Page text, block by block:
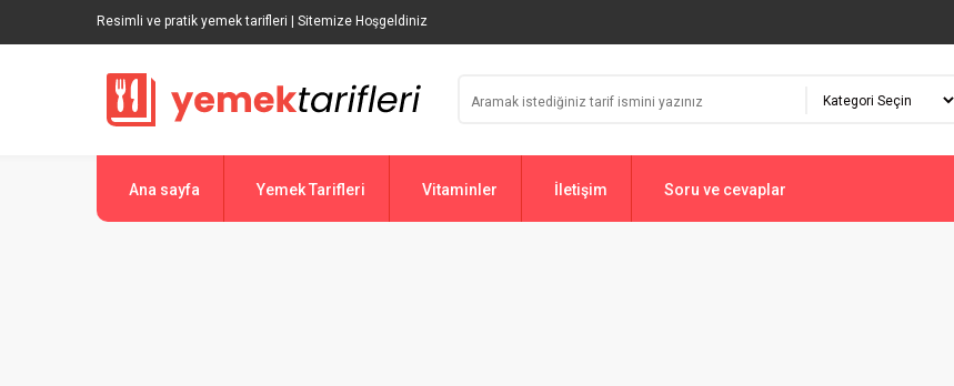
Resimli ve pratik yemek tarifleri | Sitemize Hoşgeldiniz
Ana sayfa Yemek Tarifleri Vitaminler İletişim Soru ve cevaplar